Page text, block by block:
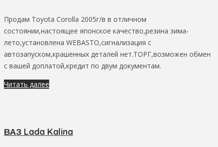
Продам Toyota Corolla 2005г/в в отличном
состоянии,настоящее японское качество,резина зима-
лето,установлена WEBASTO,сигнализация с
автозапуском,крашенных деталей нет.ТОРГ,возможен обмен
с вашей доплатой,кредит по двум документам.
Читать далее
ВАЗ Lada Kalina